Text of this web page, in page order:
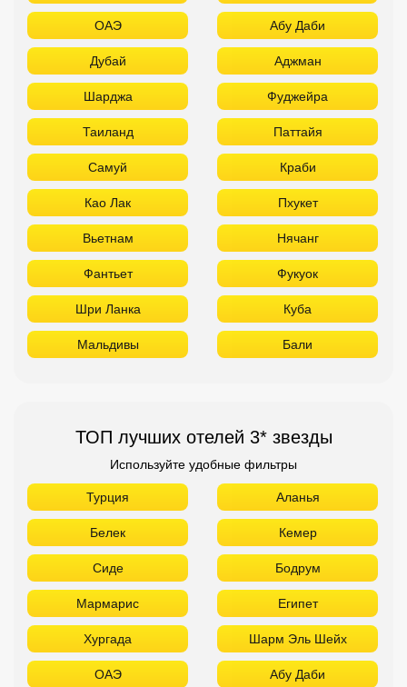
ОАЭ Абу Даби
Дубай Аджман
Шарджа Фуджейра
Таиланд Паттайя
Самуй Краби
Као Лак Пхукет
Вьетнам Нячанг
Фантьет Фукуок
Шри Ланка Куба
Мальдивы Бали
ТОП лучших отелей 3* звезды
Используйте удобные фильтры
Турция Аланья
Белек Кемер
Сиде Бодрум
Мармарис Египет
Хургада Шарм Эль Шейх
ОАЭ Абу Даби